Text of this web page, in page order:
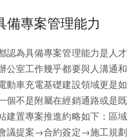
備專案管理能力
為具備專案管理能力是人才
公室工作幾乎都要與人溝通和
動車充電基礎建設領域更是如
個不是附屬在經銷通路或是既
建置專案推進約略如下：區域
議提案→合約簽定→施工規劃